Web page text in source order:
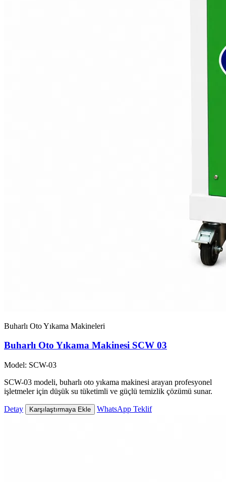
Buharlı Oto Yıkama Makineleri
Buharlı Oto Yıkama Makinesi SCW 03
Model: SCW-03
SCW-03 modeli, buharlı oto yıkama makinesi arayan profesyonel
işletmeler için düşük su tüketimli ve güçlü temizlik çözümü sunar.
Detay Karşılaştırmaya Ekle WhatsApp Teklif